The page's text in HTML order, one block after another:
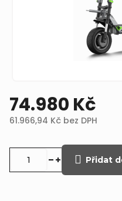
74.980 Kč
61.966,94 Kč bez DPH
cena:
Přidat